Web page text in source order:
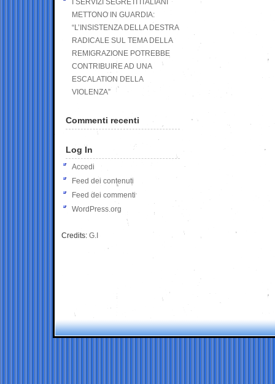
I SERVIZI SEGRETI ITALIANI
METTONO IN GUARDIA:
“L’INSISTENZA DELLA DESTRA
RADICALE SUL TEMA DELLA
REMIGRAZIONE POTREBBE
CONTRIBUIRE AD UNA
ESCALATION DELLA
VIOLENZA”
Commenti recenti
Log In
Accedi
Feed dei contenuti
Feed dei commenti
WordPress.org
Credits: G.I